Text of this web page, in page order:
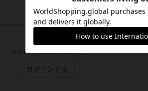
ログイン/会員登録でコメント
ログインする